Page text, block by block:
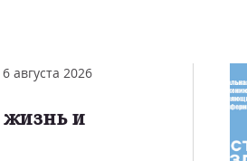
6 августа 2026
жизнь и